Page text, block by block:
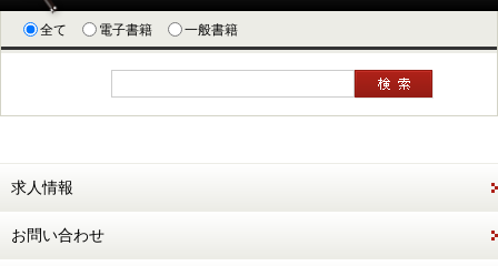
全て 電子書籍 一般書籍
求人情報
お問い合わせ